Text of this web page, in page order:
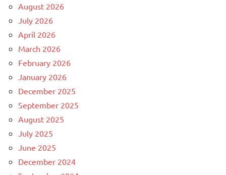
August 2026
July 2026
April 2026
March 2026
February 2026
January 2026
December 2025
September 2025
August 2025
July 2025
June 2025
December 2024